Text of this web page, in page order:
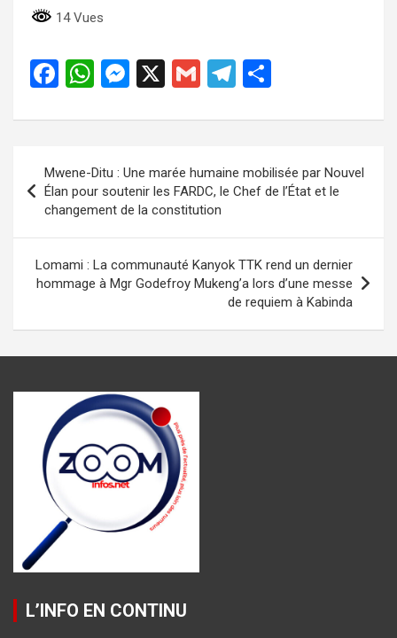
14 Vues
F
ce
o
o
k
W
at
s
A
p
p
M
se
n
g
er
X
G
ail
T
e
a
ta
g
er
de
l’article
Mwene-Ditu : Une marée humaine mobilisée par Nouvel
Élan pour soutenir les FARDC, le Chef de l’État et le
changement de la constitution
Lomami : La communauté Kanyok TTK rend un dernier
hommage à Mgr Godefroy Mukeng’a lors d’une messe
de requiem à Kabinda
L’INFO EN CONTINU